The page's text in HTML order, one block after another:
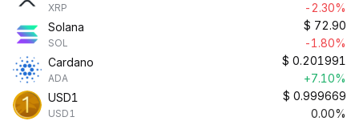
XRP
-2.30%
Solana
SOL
$ 72.90
-1.80%
Cardano
ADA
$ 0.201991
+7.10%
USD1
USD1
$ 0.999669
0.00%